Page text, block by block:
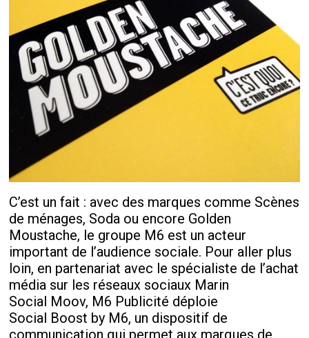
C’est un fait : avec des marques comme Scènes
de ménages, Soda ou encore Golden
Moustache, le groupe M6 est un acteur
important de l’audience sociale. Pour aller plus
loin, en partenariat avec le spécialiste de l’achat
média sur les réseaux sociaux Marin
Social Moov, M6 Publicité déploie
Social Boost by M6, un dispositif de
communication qui permet aux marques de